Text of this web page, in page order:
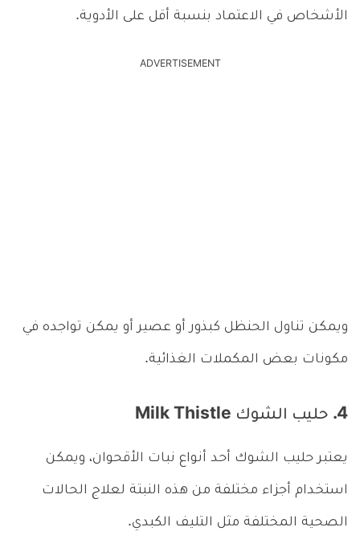
الأشخاص في الاعتماد بنسبة أقل على الأدوية.
ADVERTISEMENT
ويمكن تناول الحنظل كبذور أو عصير أو يمكن تواجده في
مكونات بعض المكملات الغذائية.
4. حليب الشوك Milk Thistle
يعتبر حليب الشوك أحد أنواع نبات الأقحوان، ويمكن
استخدام أجزاء مختلفة من هذه النبتة لعلاج الحالات
الصحية المختلفة مثل التليف الكبدي.